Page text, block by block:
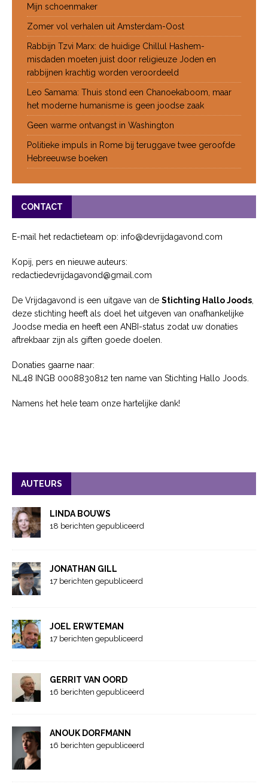
Mijn schoenmaker
Zomer vol verhalen uit Amsterdam-Oost
Rabbijn Tzvi Marx: de huidige Chillul Hashem-
misdaden moeten juist door religieuze Joden en
rabbijnen krachtig worden veroordeeld
Leo Samama: Thuis stond een Chanoekaboom, maar
het moderne humanisme is geen joodse zaak
Geen warme ontvangst in Washington
Politieke impuls in Rome bij teruggave twee geroofde
Hebreeuwse boeken
CONTACT
E-mail het redactieteam op: info@devrijdagavond.com
Kopij, pers en nieuwe auteurs:
redactiedevrijdagavond@gmail.com
De Vrijdagavond is een uitgave van de Stichting Hallo Joods
deze stichting heeft als doel het uitgeven van onafhankelijke
Joodse media en heeft een ANBI-status zodat uw donaties
aftrekbaar zijn als giften goede doelen.
Donaties gaarne naar:
NL48 INGB 0008830812 ten name van Stichting Hallo Joods.
Namens het hele team onze hartelijke dank!
AUTEURS
LINDA BOUWS
18 berichten gepubliceerd
JONATHAN GILL
17 berichten gepubliceerd
JOEL ERWTEMAN
17 berichten gepubliceerd
GERRIT VAN OORD
16 berichten gepubliceerd
ANOUK DORFMANN
16 berichten gepubliceerd